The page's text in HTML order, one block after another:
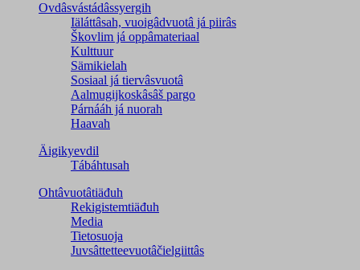
Ovdâsvástádâssyergih
Iäláttâsah, vuoigâdvuotâ já piirâs
Škovlim já oppâmateriaal
Kulttuur
Sämikielah
Sosiaal já tiervâsvuotâ
Aalmugijkoskâsâš pargo
Párnááh já nuorah
Haavah
Äigikyevdil
Tábáhtusah
Ohtâvuotâtiäđuh
Rekigistemtiäđuh
Media
Tietosuoja
Juvsâttetteevuotâčielgiittâs